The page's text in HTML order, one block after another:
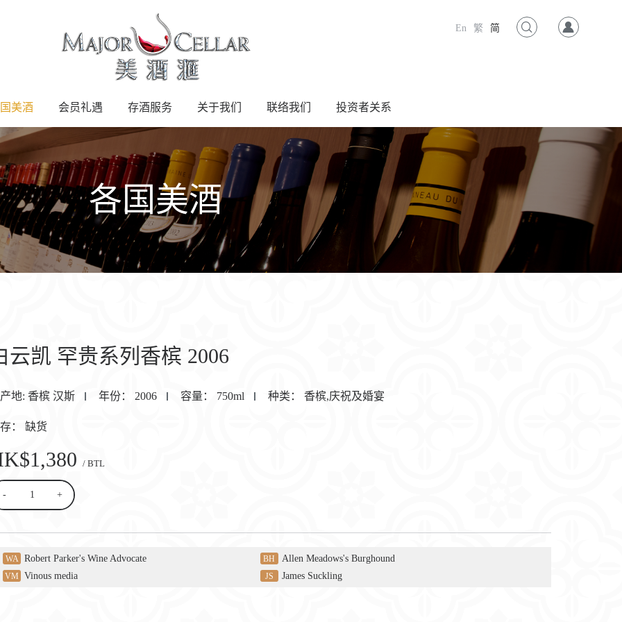
En 繁 简
美酒 会员礼遇 存酒服务 关于我们 联络我们 投资者关系
各国美酒
云凯 罕贵系列香槟 2006
地: 香槟 汉斯 年份： 2006 容量： 750ml 种类： 香槟,庆祝及婚宴
： 缺货
/ BTL
- +
WA Robert Parker's Wine Advocate BH Allen Meadows's Burghound
VM Vinous media JS James Suckling